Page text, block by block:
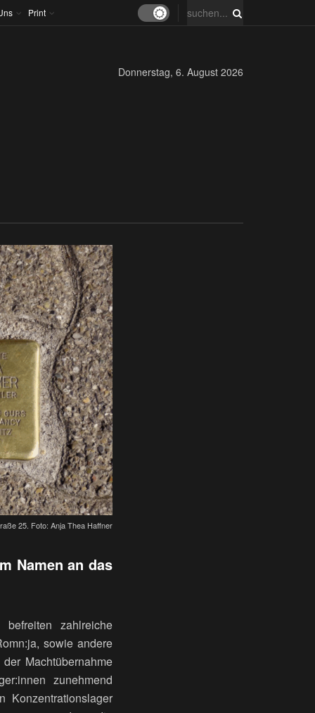
Print
Donnerstag, 6. August 2026
25. Foto: Anja Thea Haffner
Namen an das
zahlreiche
sowie andere
Machtübernahme
zunehmend